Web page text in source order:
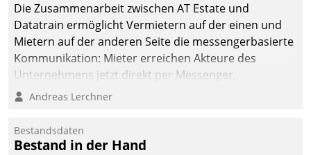
Die Zusammenarbeit zwischen AT Estate und
Datatrain ermöglicht Vermietern auf der einen und
Mietern auf der anderen Seite die messengerbasierte
Kommunikation: Mieter erreichen Akteure des
Unternehmens jetzt direkt per Messenger,
Mitarbeiter oder Dienstleister empfangen oder
Andreas Lerchner
Bestandsdaten
Bestand in der Hand